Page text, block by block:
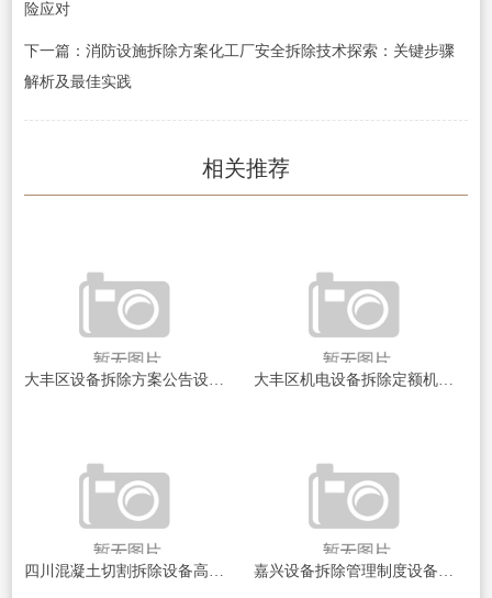
险应对
下一篇：消防设施拆除方案化工厂安全拆除技术探索：关键步骤
解析及最佳实践
相关推荐
大丰区设备拆除方案公告设备拆除背后的秘密与挑战揭秘 大丰区机电设备拆除定额机电设备拆除的成本与效率探讨